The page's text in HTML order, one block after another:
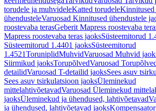
torudele ja muhvideleKatted torudeleKinnitused
ühendusteleVaruosad Kinnitused ühendustele
roostevaba terasGeberit Mapress roostevaba
Mapress roostevaba teras jaoksSüsteemitorud
Süsteemitorud 1.4401 jaoksSüsteemitorud
1.4521ToruniplidMuhvidVaruosad Muhvid
Siirmikud jaoksTorupõlvedVaruosad
detailidVaruosad T-detailid jaoksSees asuv
Sees asuv tsirkulatsioon jaoksÜleminekud
mittelahtivõetavadVaruosad Üleminekud
jaoksÜleminekud ja ühendused, lahtivõetavad
ja ühendused, lahtivõetavad jaoks